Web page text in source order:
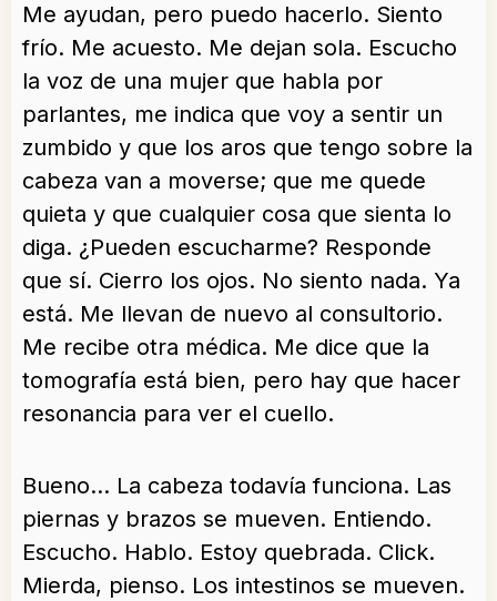
Me ayudan, pero puedo hacerlo. Siento
frío. Me acuesto. Me dejan sola. Escucho
la voz de una mujer que habla por
parlantes, me indica que voy a sentir un
zumbido y que los aros que tengo sobre la
cabeza van a moverse; que me quede
quieta y que cualquier cosa que sienta lo
diga. ¿Pueden escucharme? Responde
que sí. Cierro los ojos. No siento nada. Ya
está. Me llevan de nuevo al consultorio.
Me recibe otra médica. Me dice que la
tomografía está bien, pero hay que hacer
resonancia para ver el cuello.
Bueno… La cabeza todavía funciona. Las
piernas y brazos se mueven. Entiendo.
Escucho. Hablo. Estoy quebrada. Click.
Mierda, pienso. Los intestinos se mueven.